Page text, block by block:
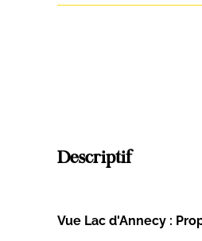
Descriptif
Vue Lac d'Annecy :